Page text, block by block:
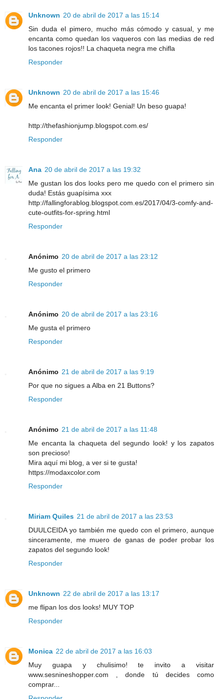
Unknown 20 de abril de 2017 a las 15:14
Sin duda el pimero, mucho más cómodo y casual, y me
encanta como quedan los vaqueros con las medias de red
los tacones rojos!! La chaqueta negra me chifla
Responder
Unknown 20 de abril de 2017 a las 15:46
Me encanta el primer look! Genial! Un beso guapa!
http://thefashionjump.blogspot.com.es/
Responder
Ana 20 de abril de 2017 a las 19:32
Me gustan los dos looks pero me quedo con el primero sin
duda! Estás guapísima xxx
http://fallingforablog.blogspot.com.es/2017/04/3-comfy-and-
cute-outfits-for-spring.html
Responder
Anónimo 20 de abril de 2017 a las 23:12
Me gusto el primero
Responder
Anónimo 20 de abril de 2017 a las 23:16
Me gusta el primero
Responder
Anónimo 21 de abril de 2017 a las 9:19
Por que no sigues a Alba en 21 Buttons?
Responder
Anónimo 21 de abril de 2017 a las 11:48
Me encanta la chaqueta del segundo look! y los zapatos
son precioso!
Mira aquí mi blog, a ver si te gusta!
https://modaxcolor.com
Responder
Miriam Quiles 21 de abril de 2017 a las 23:53
DUULCEIDA yo también me quedo con el primero, aunque
sinceramente, me muero de ganas de poder probar los
zapatos del segundo look!
Responder
Unknown 22 de abril de 2017 a las 13:17
me flipan los dos looks! MUY TOP
Responder
Monica 22 de abril de 2017 a las 16:03
Muy guapa y chulisimo! te invito a visitar
www.sesnineshopper.com , donde tú decides como
comprar...